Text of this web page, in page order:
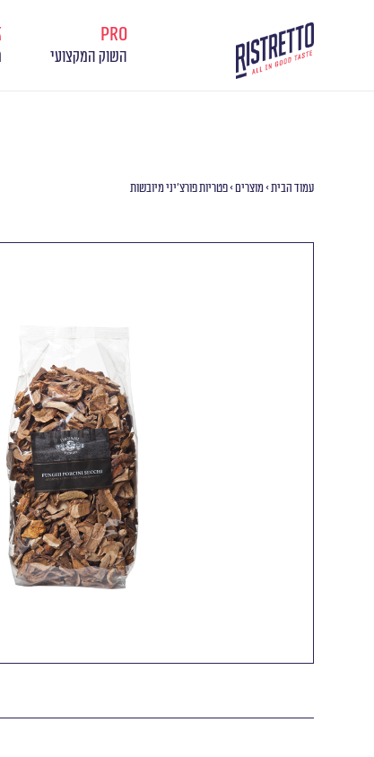
pro
השוק המקצועי
עמוד הבית>מוצרים>פטריות פורצ’יני מיובשות